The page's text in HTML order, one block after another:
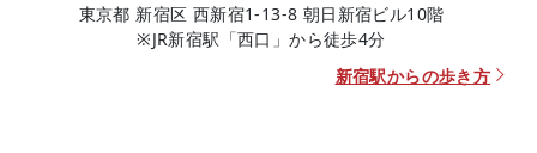
東京都 新宿区 西新宿1-13-8 朝日新宿ビル10階
※JR新宿駅「西口」から徒歩4分
新宿駅からの歩き方